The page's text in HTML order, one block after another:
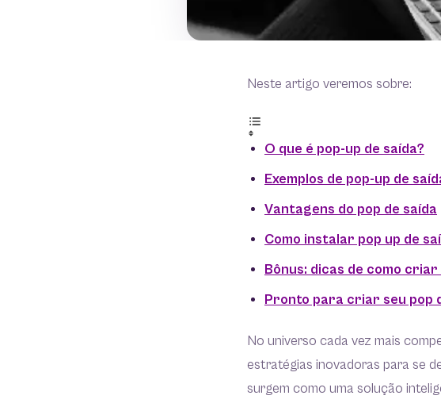
Neste artigo veremos sobre:
O que é pop-up de saída?
Exemplos de pop-up de
Vantagens do pop de saída
Como instalar pop up de
Bônus: dicas de como
Pronto para criar seu pop
No universo cada vez mais
estratégias inovadoras para se
surgem como uma solução